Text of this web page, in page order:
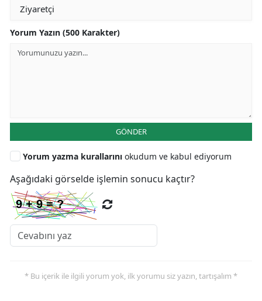
Yorum Yazın (500 Karakter)
GÖNDER
Yorum yazma kurallarını okudum ve kabul ediyorum
Aşağıdaki görselde işlemin sonucu kaçtır?
* Bu içerik ile ilgili yorum yok, ilk yorumu siz yazın, tartışalım *